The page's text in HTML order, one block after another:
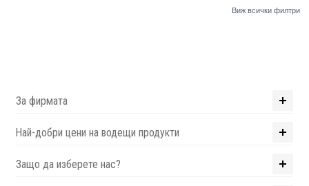
Виж всички филтри
За фирмата
Най-добри цени на водещи продукти
Защо да изберете нас?